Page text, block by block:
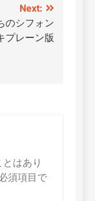
Next:
のシフォン
プレーン版
はあり
須項目で